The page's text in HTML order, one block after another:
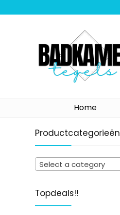
Home
Productcategorieën
Select a category
Topdeals!!